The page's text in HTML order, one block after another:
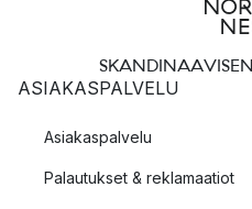
ASIAKASPALVELU
Asiakaspalvelu
Palautukset & reklamaatiot